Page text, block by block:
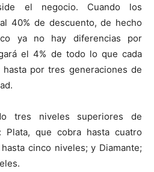
el negocio. Cuando los
40% de descuento, de hecho
ya no hay diferencias por
el 4% de todo lo que cada
por tres generaciones de
tres niveles superiores de
Plata, que cobra hasta cuatro
cinco niveles; y Diamante;